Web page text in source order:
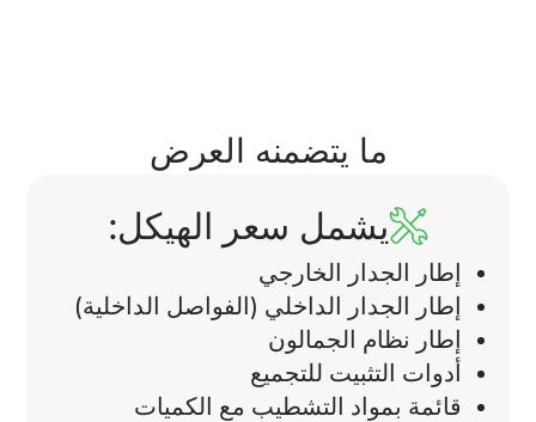
ما يتضمنه العرض
يشمل سعر الهيكل:
إطار الجدار الخارجي
إطار الجدار الداخلي (الفواصل الداخلية)
إطار نظام الجمالون
أدوات التثبيت للتجميع
قائمة بمواد التشطيب مع الكميات